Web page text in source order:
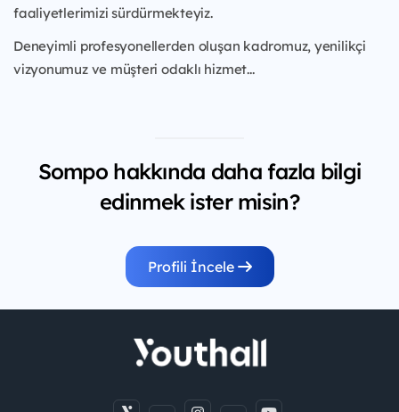
faaliyetlerimizi sürdürmekteyiz.
Deneyimli profesyonellerden oluşan kadromuz, yenilikçi
vizyonumuz ve müşteri odaklı hizmet...
Sompo hakkında daha fazla bilgi
edinmek ister misin?
Profili İncele